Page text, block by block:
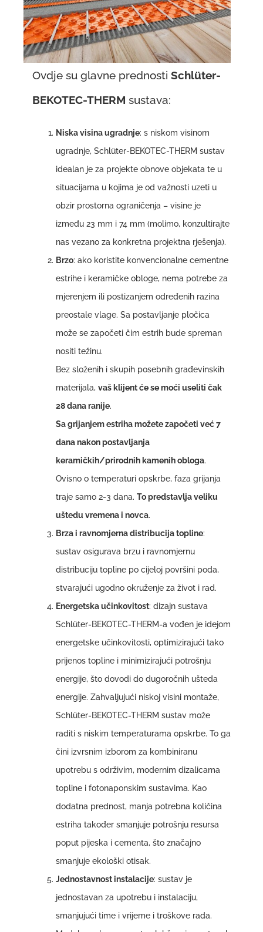
Ovdje su glavne prednosti Schlüter-
BEKOTEC-THERM sustava:
Niska visina ugradnje: s niskom visinom
ugradnje, Schlüter-BEKOTEC-THERM sustav
idealan je za projekte obnove objekata te u
situacijama u kojima je od važnosti uzeti u
obzir prostorna ograničenja – visine je
između 23 mm i 74 mm (molimo, konzultirajte
nas vezano za konkretna projektna rješenja).
Brzo: ako koristite konvencionalne cementne
estrihe i keramičke obloge, nema potrebe za
mjerenjem ili postizanjem određenih razina
preostale vlage. Sa postavljanje pločica
može se započeti čim estrih bude spreman
nositi težinu.
Bez složenih i skupih posebnih građevinskih
materijala, vaš klijent će se moći useliti čak
28 dana ranije.
Sa grijanjem estriha možete započeti već 7
dana nakon postavljanja
keramičkih/prirodnih kamenih obloga.
Ovisno o temperaturi opskrbe, faza grijanja
traje samo 2-3 dana. To predstavlja veliku
uštedu vremena i novca.
Brza i ravnomjerna distribucija topline:
sustav osigurava brzu i ravnomjernu
distribuciju topline po cijeloj površini poda,
stvarajući ugodno okruženje za život i rad.
Energetska učinkovitost: dizajn sustava
Schlüter-BEKOTEC-THERM-a vođen je idejom
energetske učinkovitosti, optimizirajući tako
prijenos topline i minimizirajući potrošnju
energije, što dovodi do dugoročnih ušteda
energije. Zahvaljujući niskoj visini montaže,
Schlüter-BEKOTEC-THERM sustav može
raditi s niskim temperaturama opskrbe. To ga
čini izvrsnim izborom za kombiniranu
upotrebu s održivim, modernim dizalicama
topline i fotonaponskim sustavima. Kao
dodatna prednost, manja potrebna količina
estriha također smanjuje potrošnju resursa
poput pijeska i cementa, što značajno
smanjuje ekološki otisak.
Jednostavnost instalacije: sustav je
jednostavan za upotrebu i instalaciju,
smanjujući time i vrijeme i troškove rada.